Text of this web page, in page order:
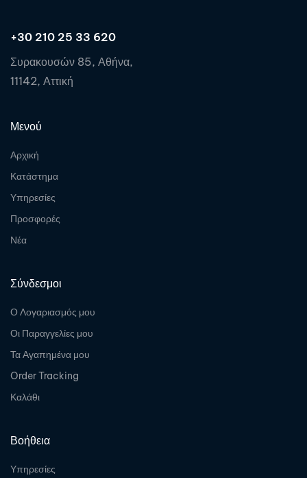
+30 210 25 33 620
Συρακουσών 85, Αθήνα,
11142, Αττική
Μενού
Αρχική
Κατάστημα
Υπηρεσίες
Προσφορές
Νέα
Σύνδεσμοι
Ο Λογαριασμός μου
Οι Παραγγελίες μου
Τα Αγαπημένα μου
Order Tracking
Καλάθι
Βοήθεια
Υπηρεσίες